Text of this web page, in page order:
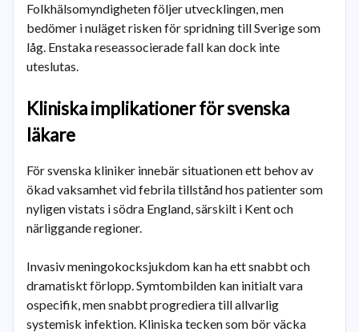
Folkhälsomyndigheten följer utvecklingen, men
bedömer i nuläget risken för spridning till Sverige som
låg. Enstaka reseassocierade fall kan dock inte
uteslutas.
Kliniska implikationer för svenska
läkare
För svenska kliniker innebär situationen ett behov av
ökad vaksamhet vid febrila tillstånd hos patienter som
nyligen vistats i södra England, särskilt i Kent och
närliggande regioner.
Invasiv meningokocksjukdom kan ha ett snabbt och
dramatiskt förlopp. Symtombilden kan initialt vara
ospecifik, men snabbt progrediera till allvarlig
systemisk infektion. Kliniska tecken som bör väcka